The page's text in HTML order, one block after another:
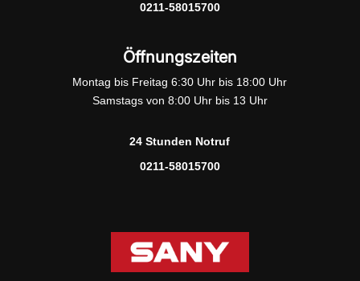
0211-58015700
Öffnungszeiten
Montag bis Freitag 6:30 Uhr bis 18:00 Uhr
Samstags von 8:00 Uhr bis 13 Uhr
24 Stunden Notruf
0211-58015700